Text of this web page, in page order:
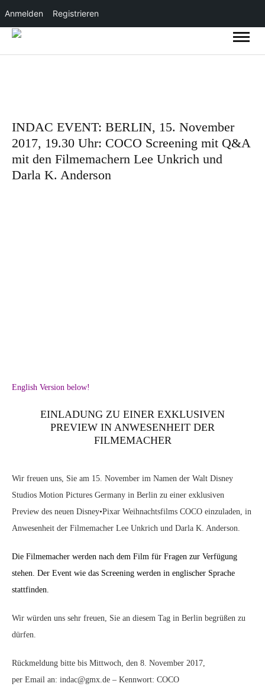
Anmelden Registrieren
INDAC EVENT: BERLIN, 15. November
2017, 19.30 Uhr: COCO Screening mit Q&A
mit den Filmemachern Lee Unkrich und
Darla K. Anderson
English Version below!
EINLADUNG ZU EINER EXKLUSIVEN
PREVIEW IN ANWESENHEIT DER
FILMEMACHER
Wir freuen uns, Sie am 15. November im Namen der Walt Disney
Studios Motion Pictures Germany in Berlin zu einer exklusiven
Preview des neuen Disney•Pixar Weihnachtsfilms COCO einzuladen, in
Anwesenheit der Filmemacher Lee Unkrich und Darla K. Anderson.
Die Filmemacher werden nach dem Film für Fragen zur Verfügung
stehen. Der Event wie das Screening werden in englischer Sprache
stattfinden.
Wir würden uns sehr freuen, Sie an diesem Tag in Berlin begrüßen zu
dürfen.
Rückmeldung bitte bis Mittwoch, den 8. November 2017,
per Email an: indac@gmx.de – Kennwort: COCO